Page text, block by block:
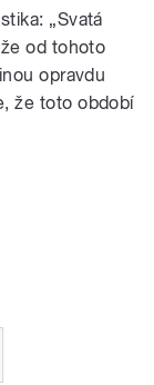
„Svatá
od tohoto
opravdu
že toto období